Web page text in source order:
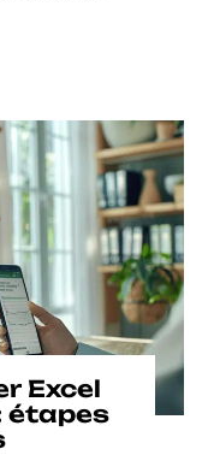
Excel
étapes